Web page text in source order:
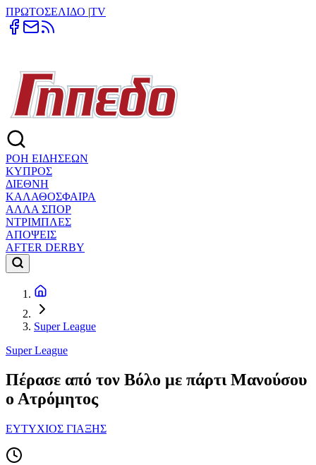
ΠΡΩΤΟΣΕΛΙΔΟ |TV
ΡΟΗ ΕΙΔΗΣΕΩΝ
ΚΥΠΡΟΣ
ΔΙΕΘΝΗ
ΚΑΛΑΘΟΣΦΑΙΡΑ
ΑΛΛΑ ΣΠΟΡ
ΝΤΡΙΜΠΛΕΣ
ΑΠΟΨΕΙΣ
AFTER DERBY
Super League
Super League
Πέρασε από τον Βόλο με πάρτι Μανούσου
ο Ατρόμητος
ΕΥΤΥΧΙΟΣ ΓΙΑΞΗΣ